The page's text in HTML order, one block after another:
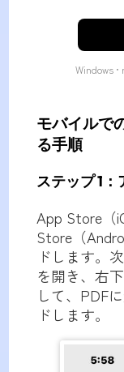
Windows •
モバイルで
る手順
ステップ 1
App Store（
Store（
ドします。
を開き、右
して、PDF
ドします。